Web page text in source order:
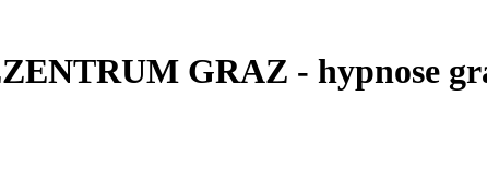
GRAZ - hypnose